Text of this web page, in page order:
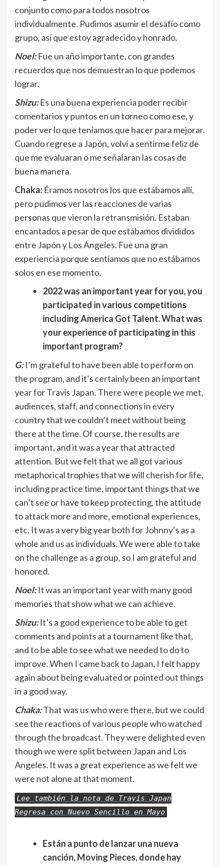
conjunto como para todos nosotros
individualmente. Pudimos asumir el desafío como
grupo, así que estoy agradecido y honrado.
Noel:Fue un año importante, con grandes
recuerdos que nos demuestran lo que podemos
lograr.
Shizu: Es una buena experiencia poder recibir
comentarios y puntos en un torneo como ese, y
poder ver lo que teníamos que hacer para mejorar.
Cuando regrese a Japón, volví a sentirme feliz de
que me evaluaran o me señalaran las cosas de
buena manera.
Chaka: Éramos nosotros los que estábamos allí,
pero pudimos ver las reacciones de varias
personas que vieron la retransmisión. Estaban
encantados a pesar de que estábamos divididos
entre Japón y Los Ángeles. Fue una gran
experiencia porque sentíamos que no estábamos
solos en ese momento.
2022 was an important year for you, you
participated in various competitions
including America Got Talent. What was
your experience of participating in this
important program?
G:I’m grateful to have been able to perform on
the program, and it’s certainly been an important
year for Travis Japan. There were people we met,
audiences, staff, and connections in every
country that we couldn’t meet without being
there at the time. Of course, the results are
important, and it was a year that attracted
attention. But we felt that we all got various
metaphorical trophies that we will cherish for life,
including practice time, important things that we
can’t see or have to keep protecting, the attitude
to attack more and more, emotional experiences,
etc. It was a very big year both for Johnny’s as a
whole and us as individuals. We were able to take
on the challenge as a group, so I am grateful and
honored.
Noel:It was an important year with many good
memories that show what we can achieve.
Shizu:It’s a good experience to be able to get
comments and points at a tournament like that,
and to be able to see what we needed to do to
improve. When I came back to Japan, I felt happy
again about being evaluated or pointed out things
in a good way.
Chaka:That was us who were there, but we could
see the reactions of various people who watched
through the broadcast. They were delighted even
though we were split between Japan and Los
Angeles. It was a great experience as we felt we
were not alone at that moment.
Lee también la nota de Travis Japan
Regresa con Nuevo Sencillo en Mayo
Están a punto de lanzar una nueva
canción, Moving Pieces, donde hay